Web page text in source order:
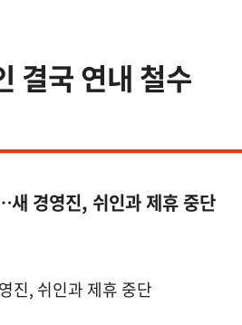
결국 연내 철수
경영진, 쉬인과 제휴 중단
진, 쉬인과 제휴 중단